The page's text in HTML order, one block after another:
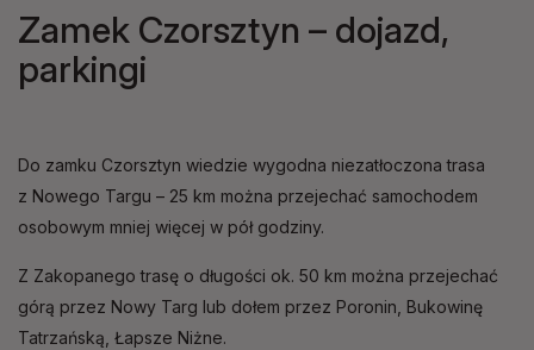
Zamek Czorsztyn – dojazd,
parkingi
Do zamku Czorsztyn wiedzie wygodna niezatłoczona trasa
z Nowego Targu – 25 km można przejechać samochodem
osobowym mniej więcej w pół godziny.
Z Zakopanego trasę o długości ok. 50 km można przejechać
górą przez Nowy Targ lub dołem przez Poronin, Bukowinę
Tatrzańską, Łapsze Niżne.